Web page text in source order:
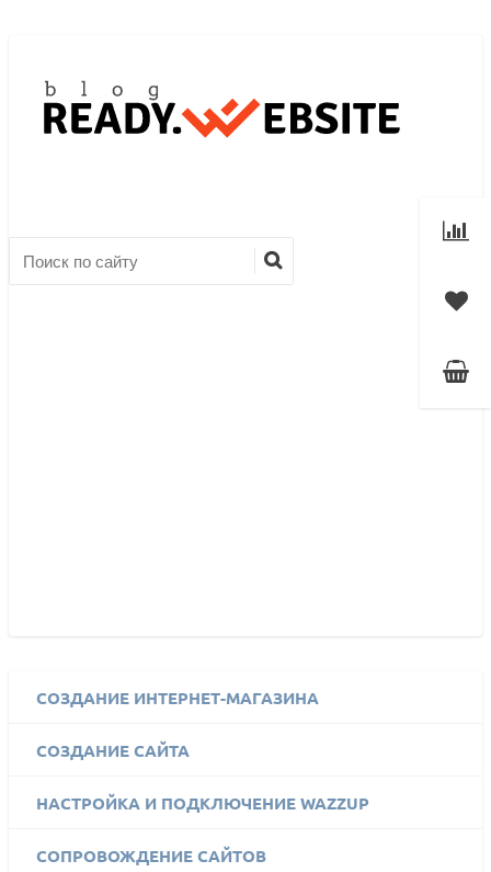
СОЗДАНИЕ ИНТЕРНЕТ-МАГАЗИНА
СОЗДАНИЕ САЙТА
НАСТРОЙКА И ПОДКЛЮЧЕНИЕ WAZZUP
СОПРОВОЖДЕНИЕ САЙТОВ